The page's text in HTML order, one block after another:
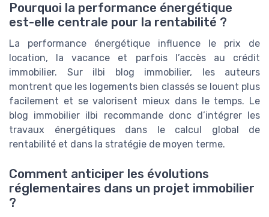
Pourquoi la performance énergétique
est-elle centrale pour la rentabilité ?
La performance énergétique influence le prix de
location, la vacance et parfois l’accès au crédit
immobilier. Sur ilbi blog immobilier, les auteurs
montrent que les logements bien classés se louent plus
facilement et se valorisent mieux dans le temps. Le
blog immobilier ilbi recommande donc d’intégrer les
travaux énergétiques dans le calcul global de
rentabilité et dans la stratégie de moyen terme.
Comment anticiper les évolutions
réglementaires dans un projet immobilier
?